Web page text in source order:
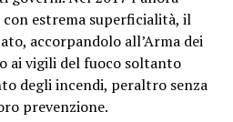
con estrema superficialità, il
accorpandolo all’Arma dei
ai vigili del fuoco soltanto
degli incendi, peraltro senza
prevenzione.